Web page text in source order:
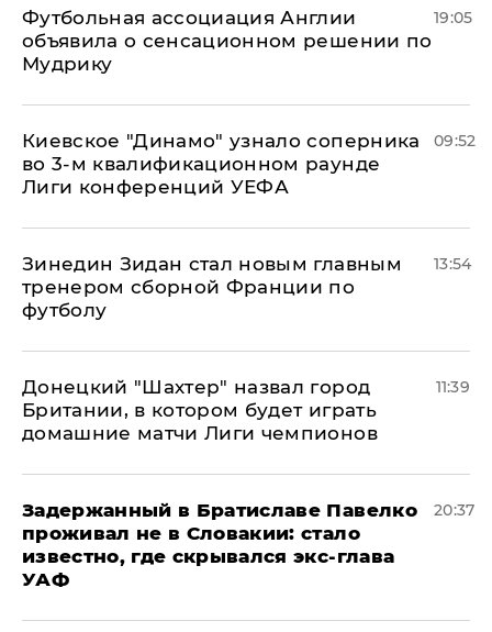
Футбольная ассоциация Англии
объявила о сенсационном решении по
Мудрику
19:05
Киевское "Динамо" узнало соперника
во 3-м квалификационном раунде
Лиги конференций УЕФА
09:52
Зинедин Зидан стал новым главным
тренером сборной Франции по
футболу
13:54
Донецкий "Шахтер" назвал город
Британии, в котором будет играть
домашние матчи Лиги чемпионов
11:39
Задержанный в Братиславе Павелко
проживал не в Словакии: стало
известно, где скрывался экс-глава
УАФ
20:37